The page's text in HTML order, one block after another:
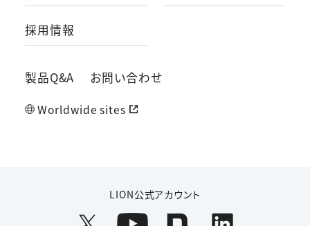
採用情報
製品Q&A お問い合わせ
Worldwide sites
LION公式アカウント